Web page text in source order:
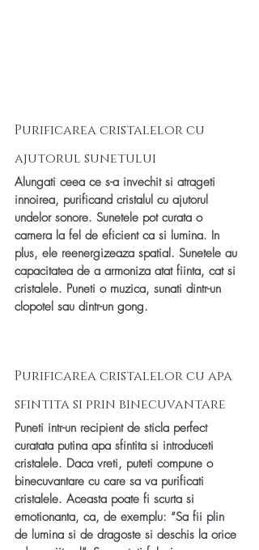
Purificarea cristalelor cu
ajutorul sunetului
Alungati ceea ce s-a invechit si atrageti
innoirea, purificand cristalul cu ajutorul
undelor sonore. Sunetele pot curata o
camera la fel de eficient ca si lumina. In
plus, ele reenergizeaza spatial. Sunetele au
capacitatea de a armoniza atat fiinta, cat si
cristalele. Puneti o muzica, sunati dintr-un
clopotel sau dintr-un gong.
Purificarea cristalelor cu apa
sfintita si prin binecuvantare
Puneti intr-un recipient de sticla perfect
curatata putina apa sfintita si introduceti
cristalele. Daca vreti, puteti compune o
binecuvantare cu care sa va purificati
cristalele. Aceasta poate fi scurta si
emotionanta, ca, de exemplu: “Sa fii plin
de lumina si de dragoste si deschis la orice